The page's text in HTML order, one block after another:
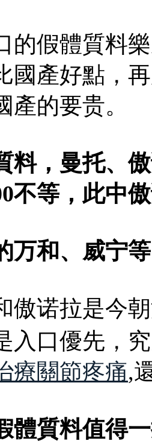
的假體質料
國產好點，
產的要贵。
料，曼托、
不等，此中
万和、威宁
傲诺拉是今
入口優先，
療關節疼痛,
體質料值得